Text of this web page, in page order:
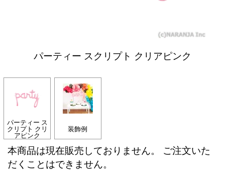
パーティー スクリプト クリアピンク
パーティー ス
クリプト クリ
アピンク
装飾例
本商品は現在販売しておりません。 ご注文いた
だくことはできません。